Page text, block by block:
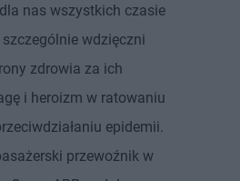
nas wszystkich czasie
wdzięczni
zdrowia za ich
i heroizm w ratowaniu
epidemii.
przewoźnik w